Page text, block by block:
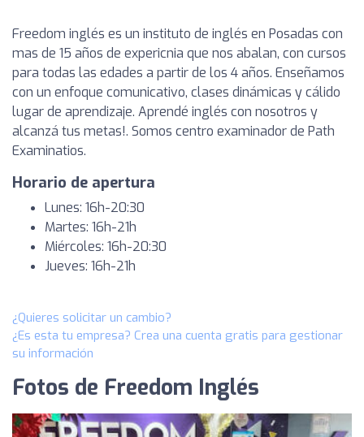
Freedom inglés es un instituto de inglés en Posadas con
mas de 15 años de expericnia que nos abalan, con cursos
para todas las edades a partir de los 4 años. Enseñamos
con un enfoque comunicativo, clases dinámicas y cálido
lugar de aprendizaje. Aprendé inglés con nosotros y
alcanzá tus metas!. Somos centro examinador de Path
Examinatios.
Horario de apertura
Lunes: 16h-20:30
Martes: 16h-21h
Miércoles: 16h-20:30
Jueves: 16h-21h
¿Quieres solicitar un cambio?
¿Es esta tu empresa? Crea una cuenta gratis para gestionar
su información
Fotos de Freedom Inglés